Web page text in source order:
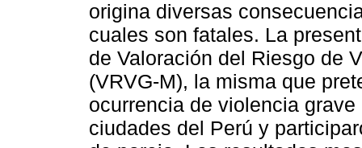
origina diversas
cuales son fatales. La
de Valoración del Riesgo de
(VRVG-M), la misma que
ocurrencia de violencia
ciudades del Perú y